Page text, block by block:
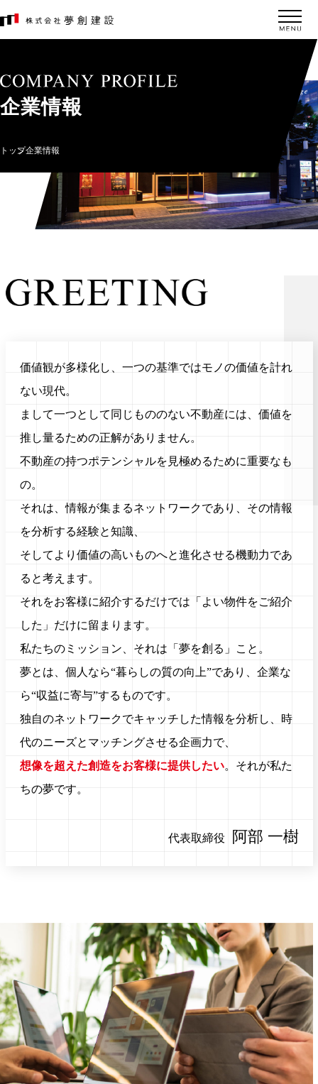
企業情報
トップ企業情報
価値観が多様化し、一つの基準ではモノの価値を計れ
ない現代。
まして一つとして同じもののない不動産には、価値を
推し量るための正解がありません。
不動産の持つポテンシャルを見極めるために重要なも
の。
それは、情報が集まるネットワークであり、その情報
を分析する経験と知識、
そしてより価値の高いものへと進化させる機動力であ
ると考えます。
それをお客様に紹介するだけでは「よい物件をご紹介
した」だけに留まります。
私たちのミッション、それは「夢を創る」こと。
夢とは、個人なら“暮らしの質の向上”であり、企業な
ら“収益に寄与”するものです。
独自のネットワークでキャッチした情報を分析し、時
代のニーズとマッチングさせる企画力で、
想像を超えた創造をお客様に提供したい。それが私た
ちの夢です。
代表取締役 阿部 一樹